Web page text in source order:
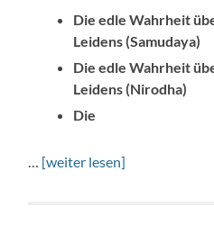
Die edle Wahrheit
Leidens (Samudaya)
Die edle Wahrheit
Leidens (Nirodha)
Die
… [weiter lesen]